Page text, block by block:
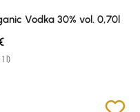
Vodka 30% vol. 0,70l
l)
price: